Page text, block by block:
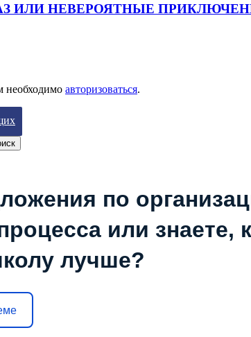
ИЛИ НЕВЕРОЯТНЫЕ
необходимо авторизоваться.
по
или знаете,
лучше?